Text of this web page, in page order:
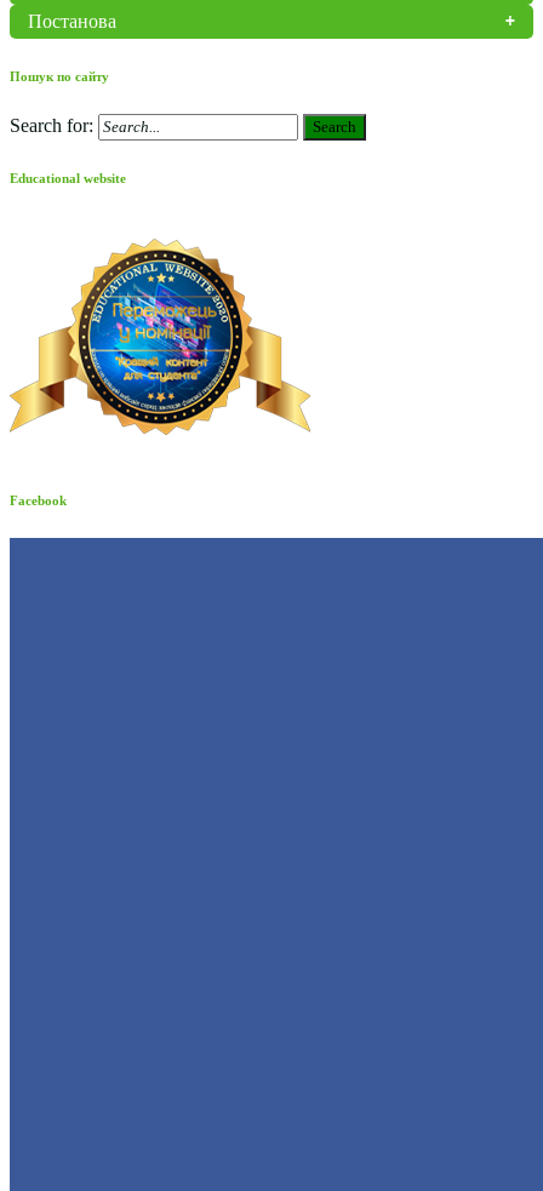
Постанова
Пошук по сайту
Search for: Search
Educational website
Facebook